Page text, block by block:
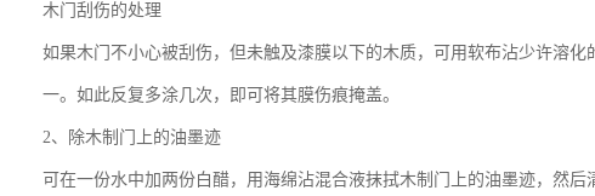
木门刮伤的处理
如果木门不小心被刮伤，但未触及漆膜以下的木质，可用软布沾少许溶
一。如此反复多涂几次，即可将其膜伤痕掩盖。
2、除木制门上的油墨迹
可在一份水中加两份白醋，用海绵沾混合液抹拭木制门上的油墨迹，然后